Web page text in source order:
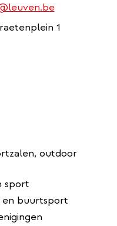
1
outdoor
sport
buurtsport